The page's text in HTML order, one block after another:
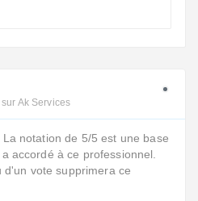
Ak Services
La notation de 5/5 est une base
accordé à ce professionnel.
d'un vote supprimera ce